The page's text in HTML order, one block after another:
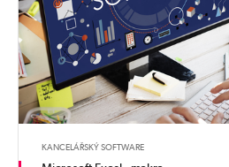
KANCELÁŘSKÝ SOFTWARE